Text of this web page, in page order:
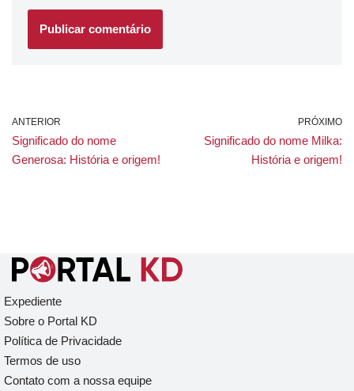
ANTERIOR
Significado do nome
Generosa: História e origem!
PRÓXIMO
Significado do nome Milka:
História e origem!
Expediente
Sobre o Portal KD
Política de Privacidade
Termos de uso
Contato com a nossa equipe